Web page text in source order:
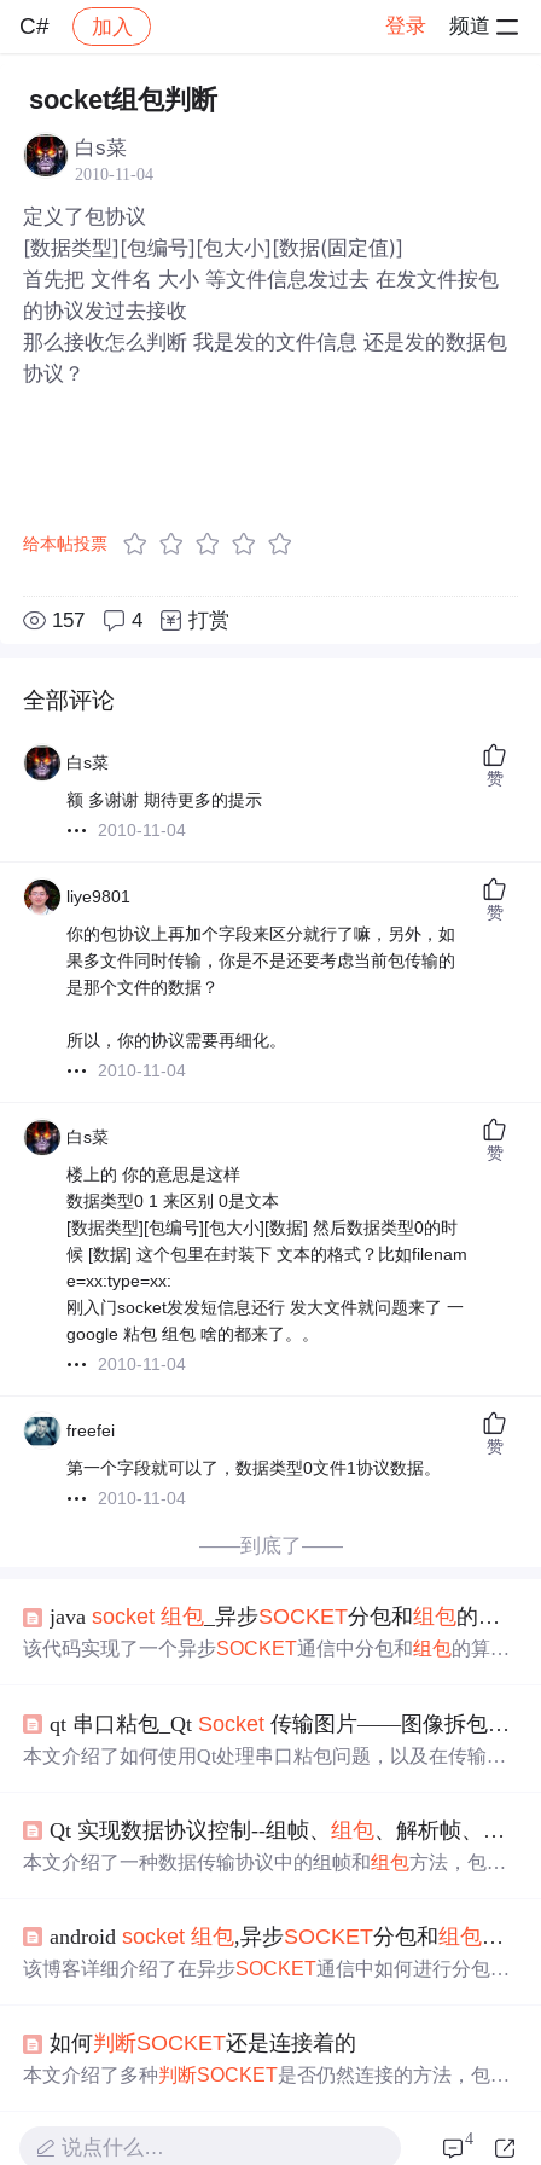
C# 加入 登录 频道
C# 帖子详情
socket组包判断
白s菜
2010-11-04
定义了包协议
[数据类型][包编号][包大小][数据(固定值)]
首先把 文件名 大小 等文件信息发过去 在发文件按包
的协议发过去接收
那么接收怎么判断 我是发的文件信息 还是发的数据包
协议？
给本帖投票
157 4 打赏
全部评论
白s菜
额 多谢谢 期待更多的提示
2010-11-04
赞
liye9801
你的包协议上再加个字段来区分就行了嘛，另外，如
果多文件同时传输，你是不是还要考虑当前包传输的
是那个文件的数据？
所以，你的协议需要再细化。
2010-11-04
赞
白s菜
楼上的 你的意思是这样
数据类型0 1 来区别 0是文本
[数据类型][包编号][包大小][数据] 然后数据类型0的时
候 [数据] 这个包里在封装下 文本的格式？比如filenam
e=xx:type=xx:
刚入门socket发发短信息还行 发大文件就问题来了 一
google 粘包 组包 啥的都来了。。
2010-11-04
赞
freefei
第一个字段就可以了，数据类型0文件1协议数据。
2010-11-04
赞
——到底了——
javasocket 组包 _异步SOCKET分包和组包的一种通用算法
该代码实现了一个异步SOCKET通信中分包和组包的算
结构存储任务上下文和数据体。当接收到数据时，检查包
头有效性，根据包编号判断是否为首包、中间包或尾包，
qt 串口粘包_Qt Socket 传输图片——图像拆包、
本文介绍了如何使用Qt处理串口粘包问题，以及在传输大
粘包，使用线程提高接收响应。服务器端通过判断数据包
大小来正确重组图片数据。
Qt 实现数据协议控制--组帧、组包、解析帧、解析包
本文介绍了一种数据传输协议中的组帧和组包方法，包括
androidsocket 组包,异步SOCKET分包和组包的一
该博客详细介绍了在异步SOCKET通信中如何进行分包和
处理接收到的数据，并确保正确地将数据分包和重组，以
实现高效的数据传输和处理。
如何判断SOCKET还是连接着的
本文介绍了多种判断SOCKET是否仍然连接的方法，包括
法可以有效地检测与服务器的连接状态。
说点什么… 4